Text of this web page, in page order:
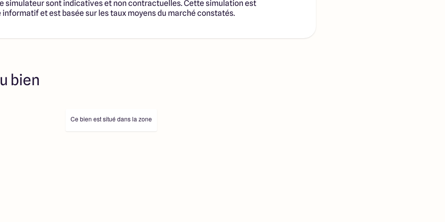
en vue de construire une
de Construction de
professionnels dûment
collaborateurs ne sont
simulateur sont indicatives et non contractuelles. Cette simulation est
et est basée sur les taux moyens du marché constatés.
bien
Ce bien est situé dans la zone